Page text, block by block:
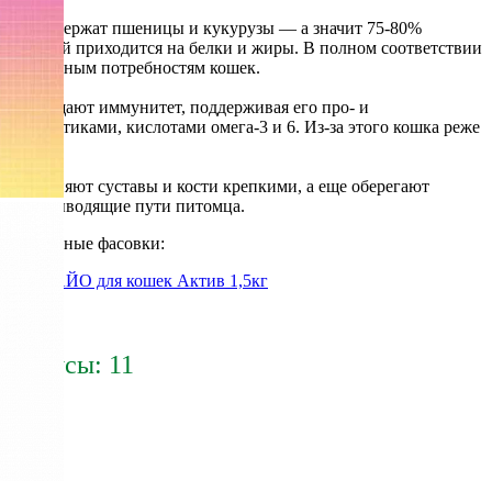
Не содержат пшеницы и кукурузы — а значит 75-80%
калорий приходится на белки и жиры. В полном соответствии
природным потребностям кошек.
Защищают иммунитет, поддерживая его про- и
пребиотиками, кислотами омега-3 и 6. Из-за этого кошка реже
Сохраняют суставы и кости крепкими, а еще оберегают
мочевыводящие пути питомца.
Доступные фасовки:
АЙО для кошек Актив 1,5кг
Бонусы: 11